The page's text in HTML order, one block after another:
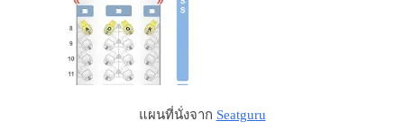
แผนที่นั่งจาก Seatguru